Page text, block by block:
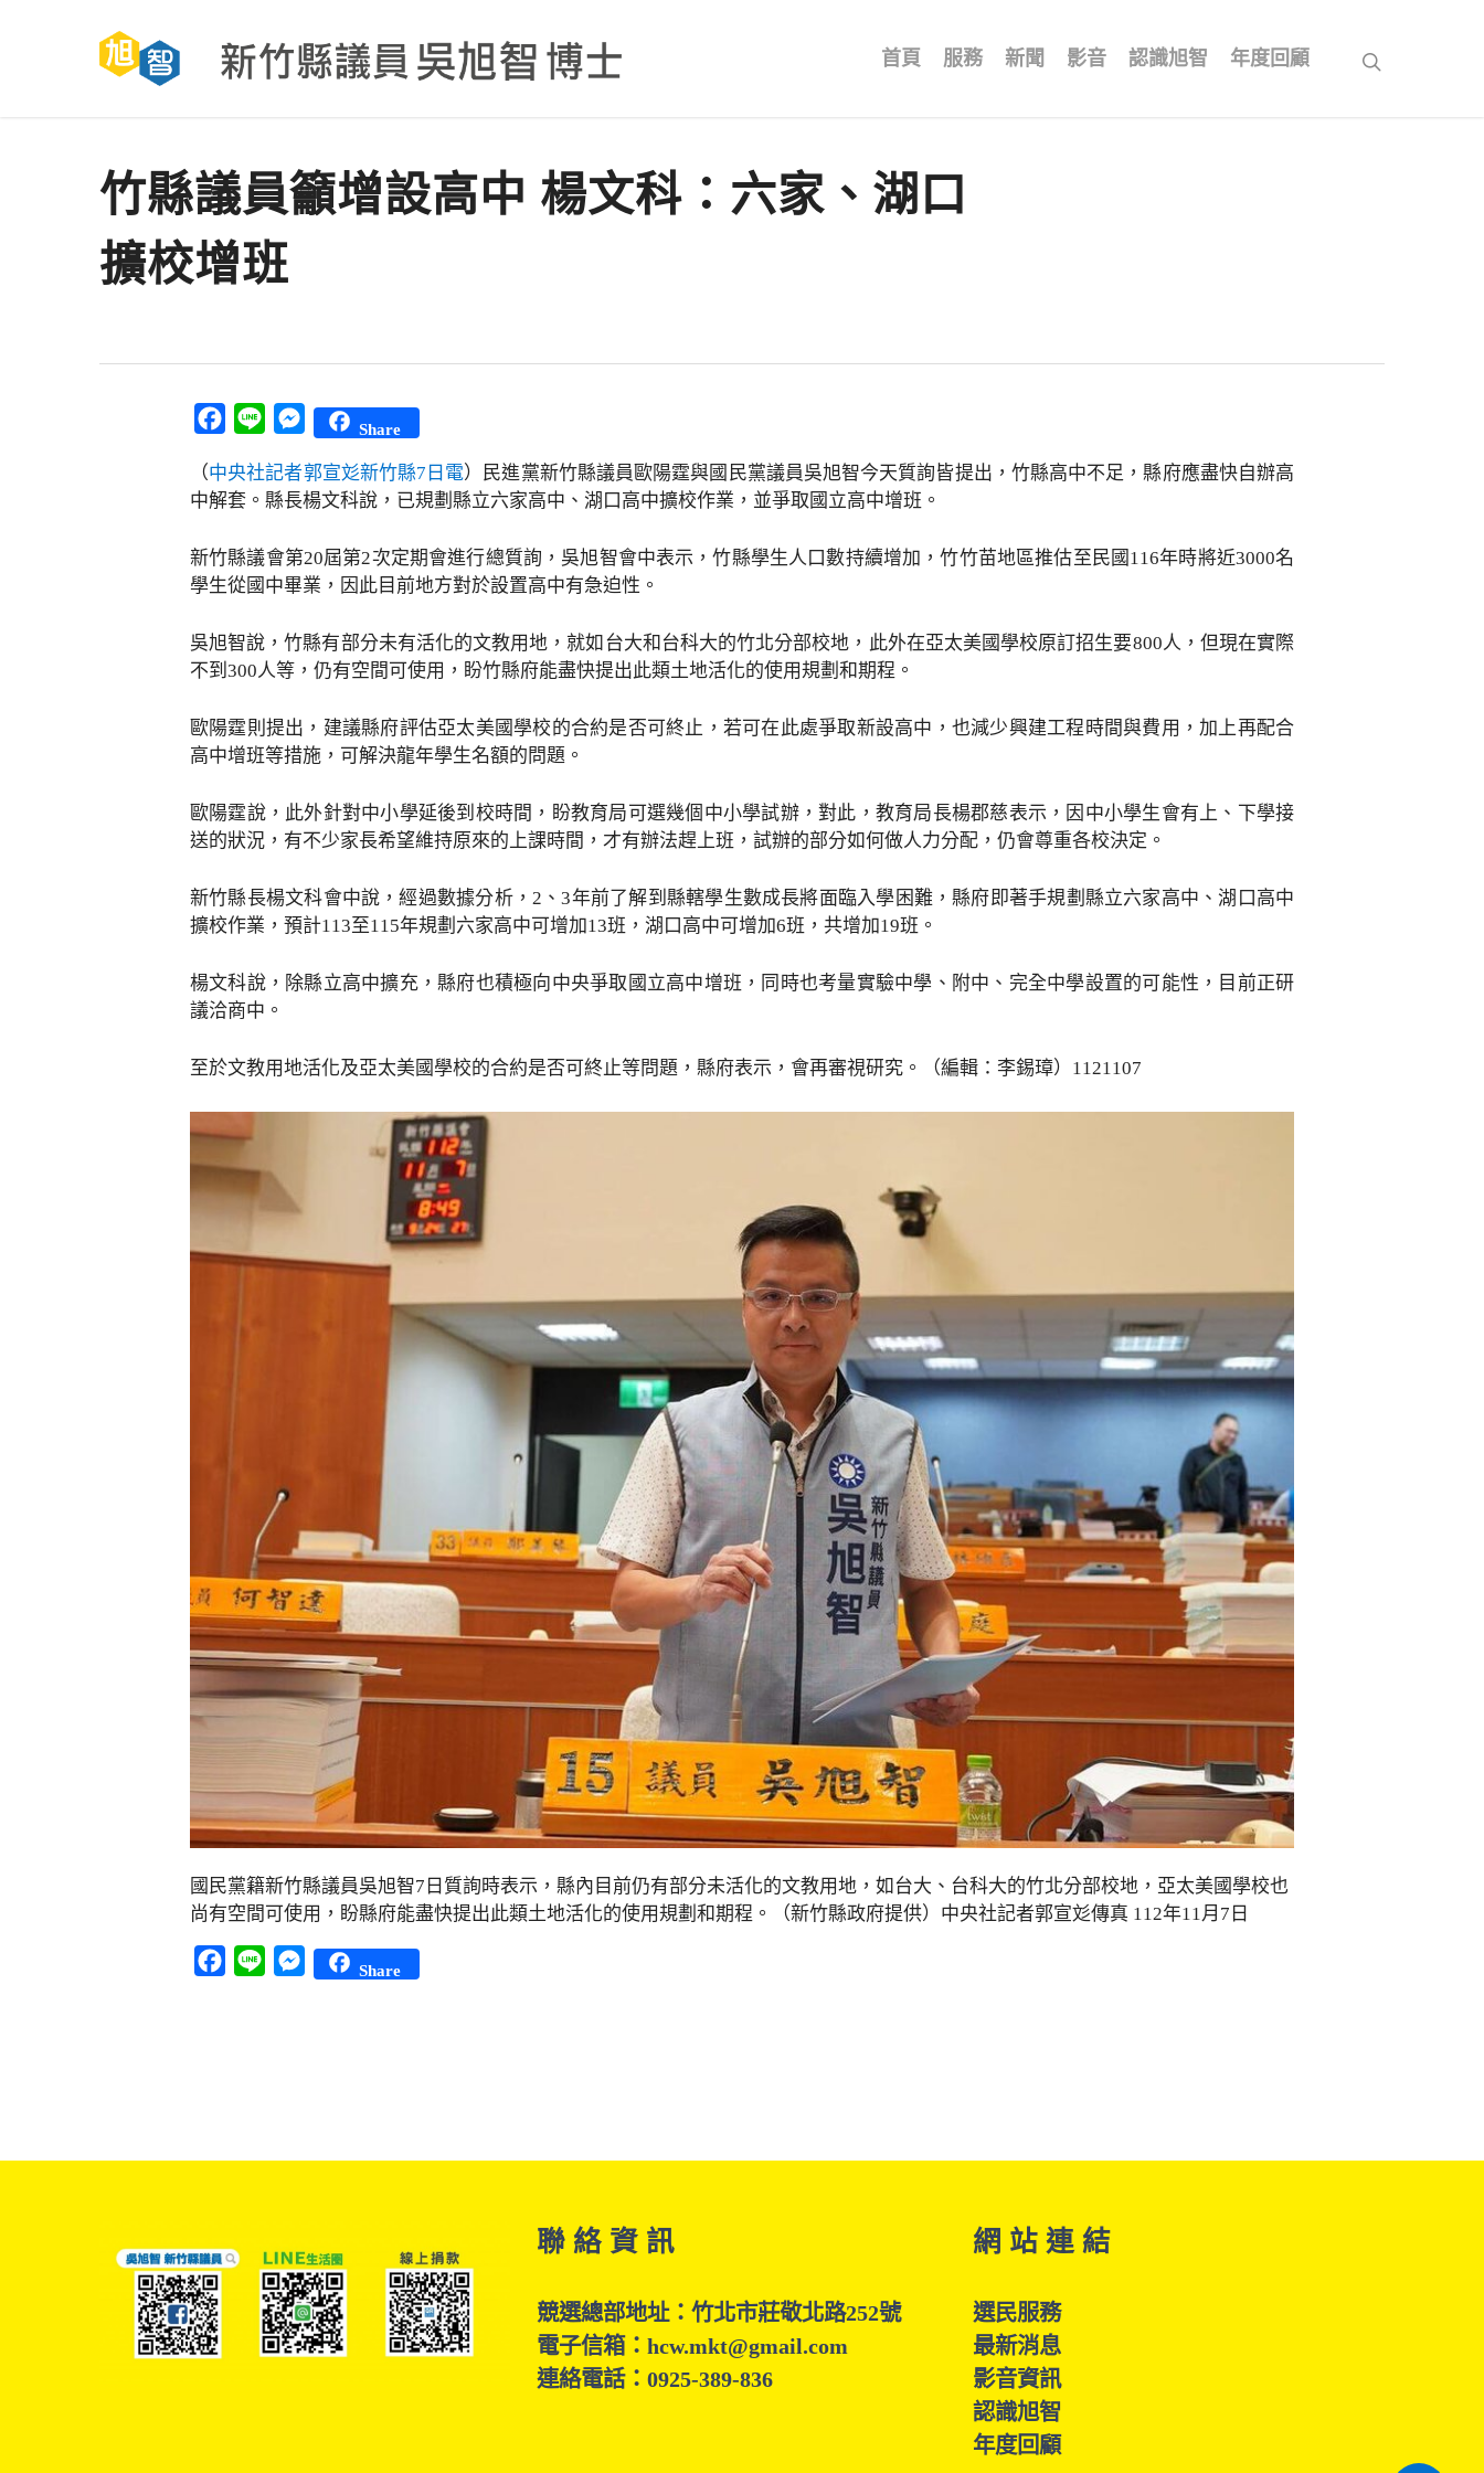
首頁 服務 新聞 影音 認識旭智 年度回顧
竹縣議員籲增設高中 楊文科：六家、湖口
擴校增班
Facebook
Line Messenger
Share
（中央社記者郭宣彣新竹縣7日電）民進黨新竹縣議員歐陽霆與國民黨議員吳旭智今天質詢皆提出，竹縣高中不足，縣府應盡快自辦高
中解套。縣長楊文科說，已規劃縣立六家高中、湖口高中擴校作業，並爭取國立高中增班。
新竹縣議會第20屆第2次定期會進行總質詢，吳旭智會中表示，竹縣學生人口數持續增加，竹竹苗地區推估至民國116年時將近3000名
學生從國中畢業，因此目前地方對於設置高中有急迫性。
吳旭智說，竹縣有部分未有活化的文教用地，就如台大和台科大的竹北分部校地，此外在亞太美國學校原訂招生要800人，但現在實際
不到300人等，仍有空間可使用，盼竹縣府能盡快提出此類土地活化的使用規劃和期程。
歐陽霆則提出，建議縣府評估亞太美國學校的合約是否可終止，若可在此處爭取新設高中，也減少興建工程時間與費用，加上再配合
高中增班等措施，可解決龍年學生名額的問題。
歐陽霆說，此外針對中小學延後到校時間，盼教育局可選幾個中小學試辦，對此，教育局長楊郡慈表示，因中小學生會有上、下學接
送的狀況，有不少家長希望維持原來的上課時間，才有辦法趕上班，試辦的部分如何做人力分配，仍會尊重各校決定。
新竹縣長楊文科會中說，經過數據分析，2、3年前了解到縣轄學生數成長將面臨入學困難，縣府即著手規劃縣立六家高中、湖口高中
擴校作業，預計113至115年規劃六家高中可增加13班，湖口高中可增加6班，共增加19班。
楊文科說，除縣立高中擴充，縣府也積極向中央爭取國立高中增班，同時也考量實驗中學、附中、完全中學設置的可能性，目前正研
議洽商中。
至於文教用地活化及亞太美國學校的合約是否可終止等問題，縣府表示，會再審視研究。（編輯：李錫璋）1121107
國民黨籍新竹縣議員吳旭智7日質詢時表示，縣內目前仍有部分未活化的文教用地，如台大、台科大的竹北分部校地，亞太美國學校也
尚有空間可使用，盼縣府能盡快提出此類土地活化的使用規劃和期程。（新竹縣政府提供）中央社記者郭宣彣傳真 112年11月7日
Facebook
Line Messenger
Share
聯 絡 資 訊
競選總部地址：竹北市莊敬北路252號
電子信箱：hcw.mkt@gmail.com
連絡電話：0925-389-836
網 站 連 結
選民服務
最新消息
影音資訊
認識旭智
年度回顧